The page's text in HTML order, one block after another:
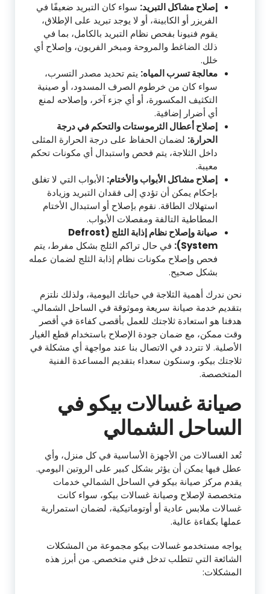
إصلاح مشاكل التبريد: سواء كان التبريد ضعيفًا في
الفريزر أو الكابينة، أو لا يوجد تبريد على الإطلاق،
يقوم فنيونا بفحص نظام التبريد بالكامل، بما في
ذلك الضاغط والمروحة ومبخر الفريون، وإصلاح أي
خلل.
معالجة تسرب المياه: يتم تحديد مصدر التسرب،
سواء كان من خرطوم الصرف المسدود، أو صينية
التكثيف المكسورة، أو أي جزء آخر، وإصلاحه لمنع
أي أضرار إضافية.
إصلاح أعطال الثرموستات والتحكم في درجة
الحرارة: لضمان الحفاظ على درجة الحرارة المثلى
داخل الثلاجة، يتم فحص واستبدال أي مكونات تحكم
معيبة.
إصلاح مشاكل الأبواب والأختام: الأبواب التي لا تغلق
بإحكام يمكن أن تؤدي إلى فقدان التبريد وزيادة
استهلاك الطاقة. نقوم بإصلاح أو استبدال الأختام
المطاطية التالفة ومفصلات الأبواب.
صيانة وإصلاح نظام إذابة الثلج (Defrost
System):
في حال تراكم الثلج بشكل مفرط، يتم
فحص وإصلاح مكونات نظام إذابة الثلج لضمان عمله
بشكل صحيح.
نحن ندرك أهمية الثلاجة في حياتك اليومية، ولذلك نلتزم
بتقديم خدمة صيانة سريعة وموثوقة في الساحل الشمالي.
هدفنا هو استعادة ثلاجتك للعمل بأقصى كفاءة في أقصر
وقت ممكن، مع ضمان جودة الإصلاح باستخدام قطع الغيار
الأصلية. لا تتردد في الاتصال بنا عند مواجهة أي مشكلة في
ثلاجتك بيكو، وسنكون سعداء بتقديم المساعدة الفنية
المتخصصة.
صيانة غسالات بيكو في
الساحل الشمالي
تُعد الغسالات من الأجهزة الأساسية في كل منزل، وأي
عطل فيها يمكن أن يؤثر بشكل كبير على الروتين اليومي.
يقدم مركز صيانة بيكو في الساحل الشمالي خدمات
متخصصة لإصلاح وصيانة غسالات بيكو، سواء كانت
غسالات ملابس عادية أو أوتوماتيكية، لضمان استمرارية
عملها بكفاءة عالية.
يواجه مستخدمو غسالات بيكو مجموعة من المشكلات
الشائعة التي تتطلب تدخل فني متخصص. من أبرز هذه
المشكلات: